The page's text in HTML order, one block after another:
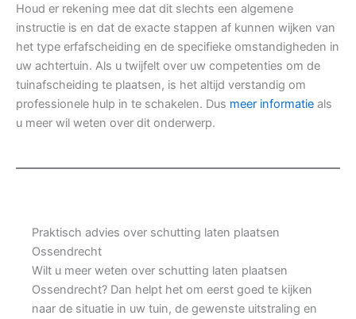
Houd er rekening mee dat dit slechts een algemene
instructie is en dat de exacte stappen af kunnen wijken van
het type erfafscheiding en de specifieke omstandigheden in
uw achtertuin. Als u twijfelt over uw competenties om de
tuinafscheiding te plaatsen, is het altijd verstandig om
professionele hulp in te schakelen. Dus meer informatie als
u meer wil weten over dit onderwerp.
Praktisch advies over schutting laten plaatsen
Ossendrecht
Wilt u meer weten over schutting laten plaatsen
Ossendrecht? Dan helpt het om eerst goed te kijken
naar de situatie in uw tuin, de gewenste uitstraling en